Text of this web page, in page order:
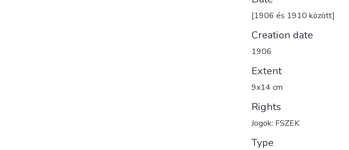
[1906 és 1910 között]
Creation date
1906
Extent
9x14 cm
Rights
Jogok: FSZEK
Type